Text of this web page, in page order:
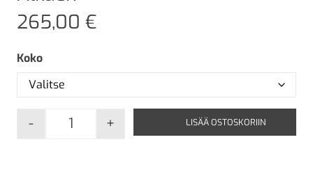
265,00 €
Koko
Liikennepeili | akryyli määrä
- + LISÄÄ OSTOSKORIIN